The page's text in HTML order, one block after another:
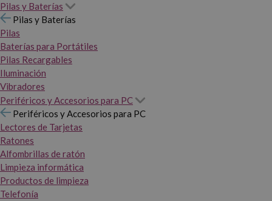
Pilas y Baterías
Pilas y Baterías
Pilas
Baterías para Portátiles
Pilas Recargables
Iluminación
Vibradores
Periféricos y Accesorios para PC
Periféricos y Accesorios para PC
Lectores de Tarjetas
Ratones
Alfombrillas de ratón
Limpieza informática
Productos de limpieza
Telefonía